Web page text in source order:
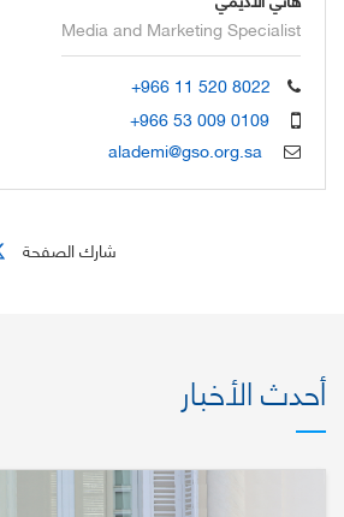
Media and Marketing Specialist
+966 11 520 8022
+966 53 009 0109
alademi@gso.org.sa
شارك الصفحة
أحدث الأخبار